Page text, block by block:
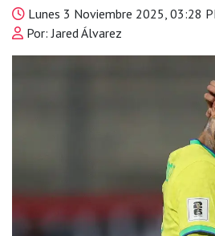
Lunes 3 Noviembre 2025, 03:28
Por: Jared Álvarez